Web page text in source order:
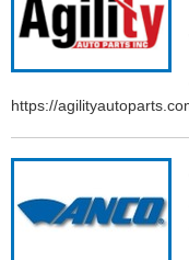
https://